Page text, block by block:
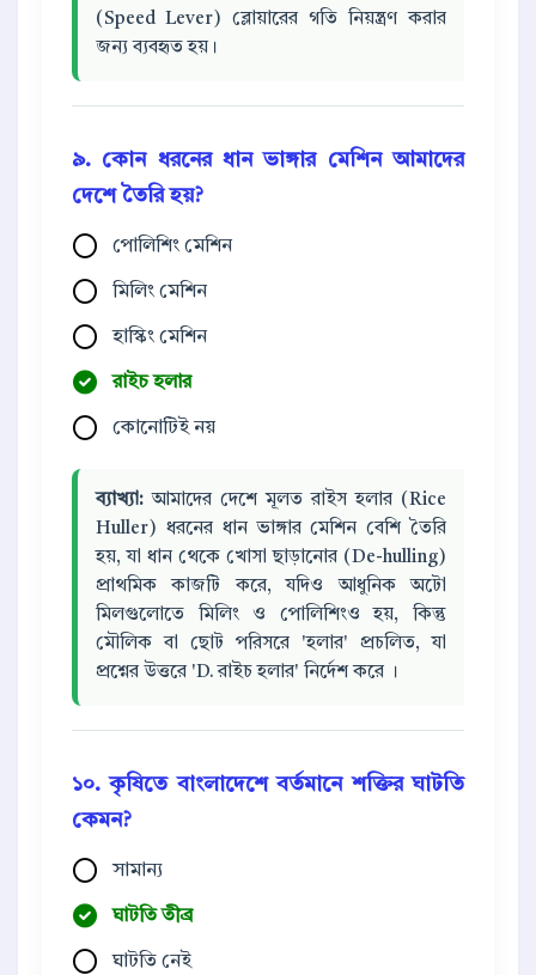
(Speed Lever) ব্লোয়ারের গতি নিয়ন্ত্রণ করার
জন্য ব্যবহৃত হয়।
৯. কোন ধরনের ধান ভাঙ্গার মেশিন আমাদের
দেশে তৈরি হয়?
পোলিশিং মেশিন
মিলিং মেশিন
হাস্কিং মেশিন
রাইচ হলার
কোনোটিই নয়
ব্যাখ্যা: আমাদের দেশে মূলত রাইস হলার (Rice
Huller) ধরনের ধান ভাঙ্গার মেশিন বেশি তৈরি
হয়, যা ধান থেকে খোসা ছাড়ানোর (De-hulling)
প্রাথমিক কাজটি করে, যদিও আধুনিক অটো
মিলগুলোতে মিলিং ও পোলিশিংও হয়, কিন্তু
মৌলিক বা ছোট পরিসরে 'হলার' প্রচলিত, যা
প্রশ্নের উত্তরে 'D. রাইচ হলার' নির্দেশ করে ।
১০. কৃষিতে বাংলাদেশে বর্তমানে শক্তির ঘাটতি
কেমন?
সামান্য
ঘাটতি তীব্র
ঘাটতি নেই